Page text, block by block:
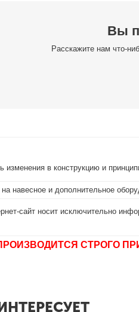
Вы
Расскажите нам что-
изменения в конструкцию и
навесное и дополнительное
сайт носит исключительно
СТРОГО